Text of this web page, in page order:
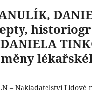
– Nakladatelství Lidové